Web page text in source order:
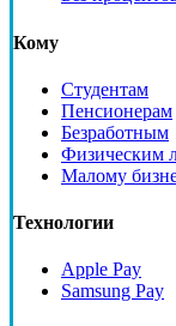
Кому
Студентам
Пенсионерам
Безработным
Физическим
Малому
Технологии
Apple Pay
Samsung Pay